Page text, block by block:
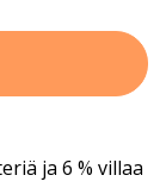
ja 6 % villaa